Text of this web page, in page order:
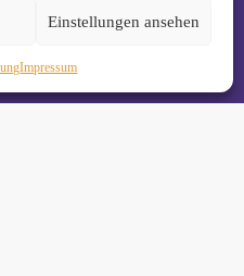
Einstellungen ansehen
Impressum